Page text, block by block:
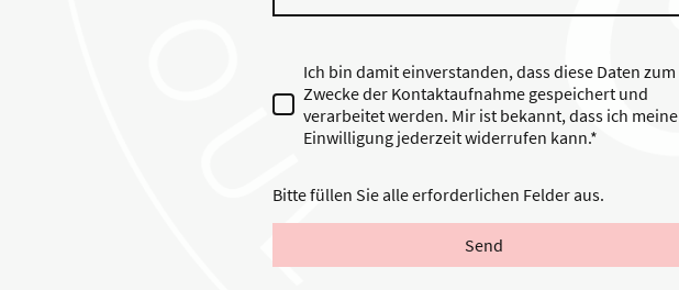
Ich bin damit einverstanden, dass diese Daten zum
Zwecke der Kontaktaufnahme gespeichert und
verarbeitet werden. Mir ist bekannt, dass ich meine
Einwilligung jederzeit widerrufen kann.*
Bitte füllen Sie alle erforderlichen Felder aus.
Send